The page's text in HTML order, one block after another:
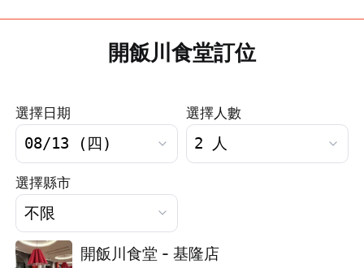
開飯川食堂訂位
選擇日期 選擇人數
選擇縣市
開飯川食堂 - 基隆店